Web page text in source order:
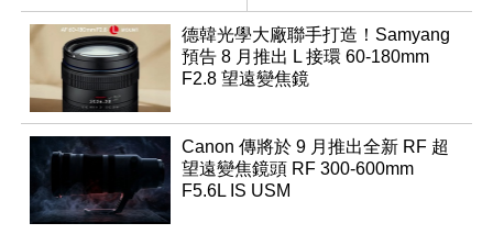
優化
行修復
德韓光學大廠聯手打造！Samyang
預告 8 月推出 L 接環 60-180mm
F2.8 望遠變焦鏡
Canon 傳將於 9 月推出全新 RF 超
望遠變焦鏡頭 RF 300-600mm
F5.6L IS USM